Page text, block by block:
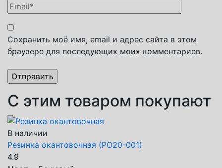
Сохранить моё имя, email и адрес сайта в этом
браузере для последующих моих комментариев.
С этим товаром покупают
В наличии
Резинка окантовочная (РО20-001)
4.9